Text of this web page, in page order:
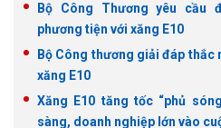
Bộ Công Thương yêu cầu
phương tiện với xăng E10
Bộ Công thương giải đáp
xăng E10
Xăng E10 tăng tốc “phủ
sàng, doanh nghiệp lớn vào